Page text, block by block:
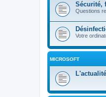
Sécurité,
Questions
Votre
MICROSOFT